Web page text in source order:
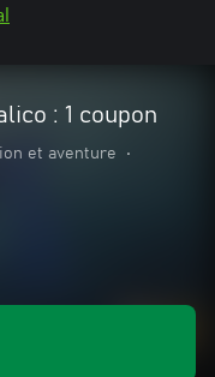
: 1 coupon
et aventure
•